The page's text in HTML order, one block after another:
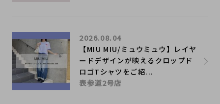
【MIU MIU/ミュウミュウ】レイヤ
ードデザインが映えるクロップド
ロゴTシャツをご紹...
2026.08.04
表参道2号店